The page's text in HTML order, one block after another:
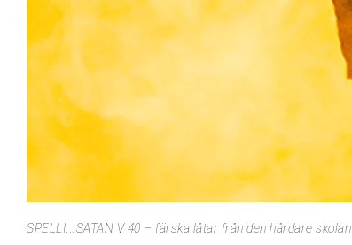
SPELLI...SATAN V 40 – färska låtar från den hårdare skolan